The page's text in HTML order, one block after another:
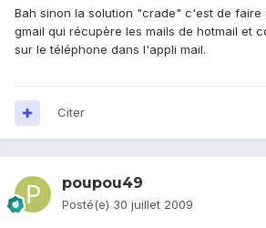
Bah sinon la solution "crade" c'est de faire
gmail qui récupère les mails de hotmail et
sur le téléphone dans l'appli mail.
Citer
poupou49
Posté(e) 30 juillet 2009